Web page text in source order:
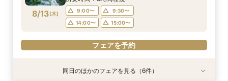
フェアを予約
フェアを予約
フェアを予約
フェアを予約
フェアを予約
8/13(木) 9:00〜
9:30〜
14:00〜
15:00〜
フェアを予約
特典あり
特典あり
特典あり
特典あり
特典あり
特典あり同日のほかのフェアを見る（6件）